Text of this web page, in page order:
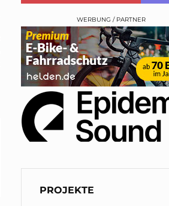
WERBUNG / PARTNER
PROJEKTE